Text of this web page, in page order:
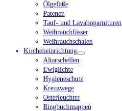
Ölgefäße
Patenen
Tauf- und Lavabogarnituren
Weihrauchfässer
Weihrauchschalen
Kircheneinrichtung
Altarschellen
Ewiglichte
Hygieneschutz
Kreuzwege
Osterleuchter
Ringbuchmappen